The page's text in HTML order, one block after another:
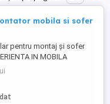
mobila si sofer
pentru montaj și sofer
IN MOBILA
8:00 17:00 (se
Locație: Vaslui și
Experiență în montaj
Seriozitate și atenție